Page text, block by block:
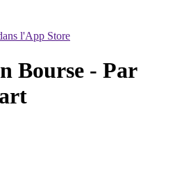
l'App Store
Bourse - Par